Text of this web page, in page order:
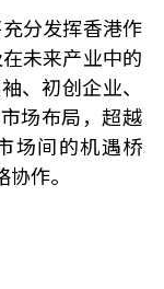
分发挥香港作
未来产业中的
、初创企业、
场布局，超越
场间的机遇桥
作。